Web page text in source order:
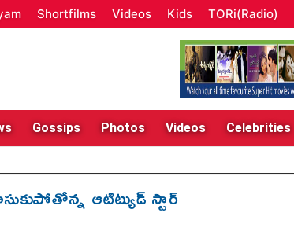
Shortfilms Videos Kids TORi(Radio)
Gossips Photos Videos Celebrities
ఆటిట్యుడ్ స్టార్